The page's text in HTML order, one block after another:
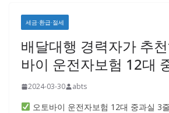
세금·환급·절세
배달대행 경력자가 추
바이 운전자보험 12대
2024-03-30 abts
오토바이 운전자보험 12대 중과실 3